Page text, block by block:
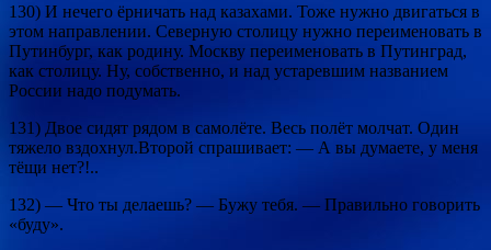
130) И нечего ёрничать над казахами. Тоже нужно двигаться в
этом направлении. Северную столицу нужно переименовать в
Путинбург, как родину. Москву переименовать в Путинград,
как столицу. Ну, собственно, и над устаревшим названием
России надо подумать.
131) Двое сидят рядом в самолёте. Весь полёт молчат. Один
тяжело вздохнул.Второй спрашивает: — А вы думаете, у меня
тёщи нет?!..
132) — Что ты делаешь? — Бужу тебя. — Правильно говорить
«буду».